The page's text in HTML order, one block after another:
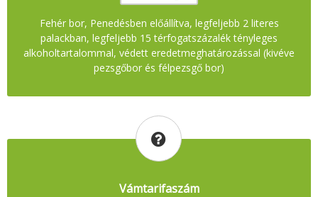
Fehér bor, Penedésben előállítva, legfeljebb 2 literes
palackban, legfeljebb 15 térfogatszázalék tényleges
alkoholtartalommal, védett eredetmeghatározással (kivéve
pezsgőbor és félpezsgő bor)
Vámtarifaszám